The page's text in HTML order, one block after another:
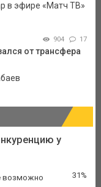
в эфире «Матч ТВ»
904 17
от трансфера
у
возможно 31%